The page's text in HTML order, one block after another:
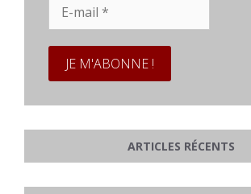
mail
ARTICLES RÉCENTS